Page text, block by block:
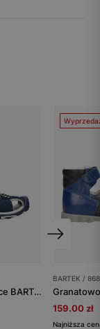
Sandały chłopięce BARTEK 16042503 granatowe, zapinane na rzepy
BARTEK /
159.00 zł
Najniższa